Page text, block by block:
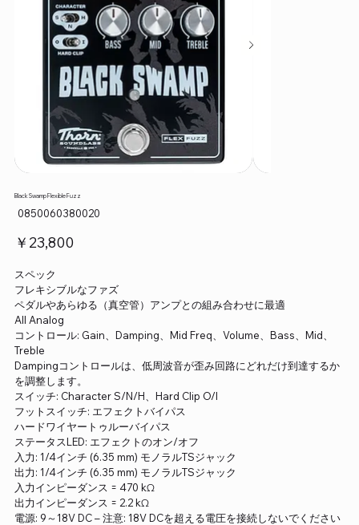
Black Swamp Flexible Fuzz
SKU：
0850060380020
価
格
￥23,800
スペック
フレキシブルなファズ
ペダルやあらゆる（真空管）アンプとの組み合わせに最適
All Analog
コントロール: Gain、Damping、Mid Freq、Volume、Bass、Mid、
Treble
Dampingコントロールは、低周波音が歪み回路にどれだけ到達するか
を調整します。
スイッチ: Character S/N/H、Hard Clip O/I
フットスイッチ: エフェクトバイパス
ハードワイヤートゥルーバイパス
ステータスLED: エフェクトのオン/オフ
入力: 1/4インチ (6.35 mm) モノラルTSジャック
出力: 1/4インチ (6.35 mm) モノラルTSジャック
入力インピーダンス = 470 kΩ
出力インピーダンス = 2.2 kΩ
電源: 9～18V DC – 注意: 18V DCを超える電圧を接続しないでください